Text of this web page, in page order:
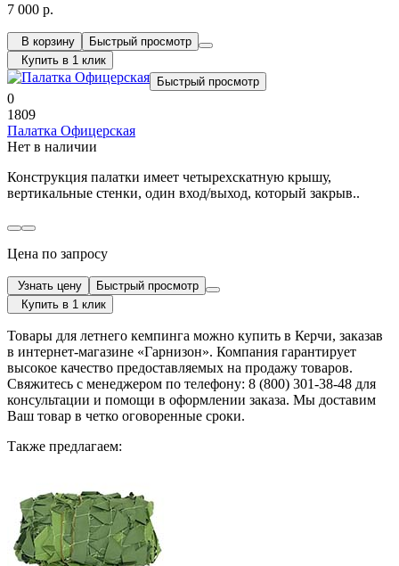
7 000 р.
В корзину
Быстрый просмотр
Купить в 1 клик
Быстрый просмотр
0
1809
Палатка Офицерская
Нет в наличии
Конструкция палатки имеет четырехскатную крышу,
вертикальные стенки, один вход/выход, который закрыв..
Цена по запросу
Узнать цену
Быстрый просмотр
Купить в 1 клик
Товары для летнего кемпинга можно купить в Керчи, заказав
в интернет-магазине «Гарнизон». Компания гарантирует
высокое качество предоставляемых на продажу товаров.
Свяжитесь с менеджером по телефону: 8 (800) 301-38-48 для
консультации и помощи в оформлении заказа. Мы доставим
Ваш товар в четко оговоренные сроки.
Также предлагаем: